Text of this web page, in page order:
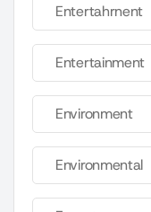
Entertahrnent
Entertainment
Environment
Environmental